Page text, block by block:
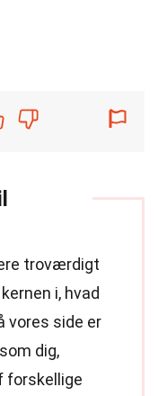
troværdigt
i, hvad
vores side er
dig,
forskellige